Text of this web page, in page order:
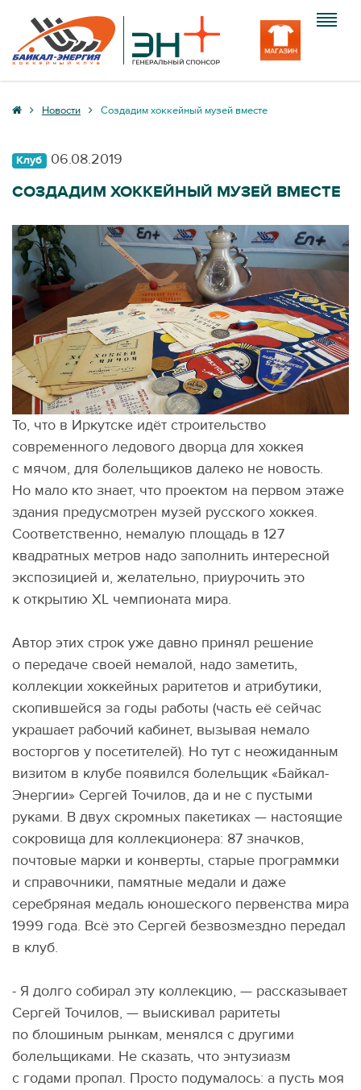
Клуб
Вход
Новости Создадим хоккейный музей вместе
Клуб 06.08.2019
СОЗДАДИМ ХОККЕЙНЫЙ МУЗЕЙ ВМЕСТЕ
То, что в Иркутске идёт строительство
современного ледового дворца для хоккея
с мячом, для болельщиков далеко не новость.
Но мало кто знает, что проектом на первом этаже
здания предусмотрен музей русского хоккея.
Соответственно, немалую площадь в 127
квадратных метров надо заполнить интересной
экспозицией и, желательно, приурочить это
к открытию XL чемпионата мира.
Автор этих строк уже давно принял решение
о передаче своей немалой, надо заметить,
коллекции хоккейных раритетов и атрибутики,
скопившейся за годы работы (часть её сейчас
украшает рабочий кабинет, вызывая немало
восторгов у посетителей). Но тут с неожиданным
визитом в клубе появился болельщик «Байкал-
Энергии» Сергей Точилов, да и не с пустыми
руками. В двух скромных пакетиках — настоящие
сокровища для коллекционера: 87 значков,
почтовые марки и конверты, старые программки
и справочники, памятные медали и даже
серебряная медаль юношеского первенства мира
1999 года. Всё это Сергей безвозмездно передал
в клуб.
- Я долго собирал эту коллекцию, — рассказывает
Сергей Точилов, — выискивал раритеты
по блошиным рынкам, менялся с другими
болельщиками. Не сказать, что энтузиазм
с годами пропал. Просто подумалось: а пусть моя